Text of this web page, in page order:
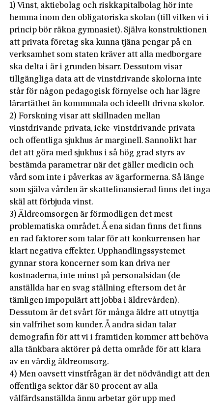
1) Vinst, aktiebolag och riskkapitalbolag hör inte
hemma inom den obligatoriska skolan (till vilken vi i
princip bör räkna gymnasiet). Själva konstruktionen
att privata företag ska kunna tjäna pengar på en
verksamhet som staten kräver att alla medborgare
ska delta i är i grunden bisarr. Dessutom visar
tillgängliga data att de vinstdrivande skolorna inte
står för någon pedagogisk förnyelse och har lägre
lärartäthet än kommunala och ideellt drivna skolor.
2) Forskning visar att skillnaden mellan
vinstdrivande privata, icke-vinstdrivande privata
och offentliga sjukhus är marginell. Sannolikt har
det att göra med sjukhus i så hög grad styrs av
bestämda parametrar när det gäller medicin och
vård som inte i påverkas av ägarformerna. Så länge
som själva vården är skattefinansierad finns det inga
skäl att förbjuda vinst.
3) Äldreomsorgen är förmodligen det mest
problematiska området. Å ena sidan finns det finns
en rad faktorer som talar för att konkurrensen har
klart negativa effekter. Upphandlingssystemet
gynnar stora koncerner som kan driva ner
kostnaderna, inte minst på personalsidan (de
anställda har en svag ställning eftersom det är
tämligen impopulärt att jobba i äldrevården).
Dessutom är det svårt för många äldre att utnyttja
sin valfrihet som kunder. Å andra sidan talar
demografin för att vi i framtiden kommer att behöva
alla tänkbara aktörer på detta område för att klara
av en värdig äldreomsorg.
4) Men oavsett vinstfrågan är det nödvändigt att den
offentliga sektor där 80 procent av alla
välfärdsanställda ännu arbetar gör upp med